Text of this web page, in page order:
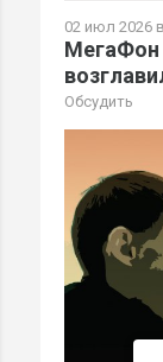
02 июл 2026
МегаФон
Обсудить